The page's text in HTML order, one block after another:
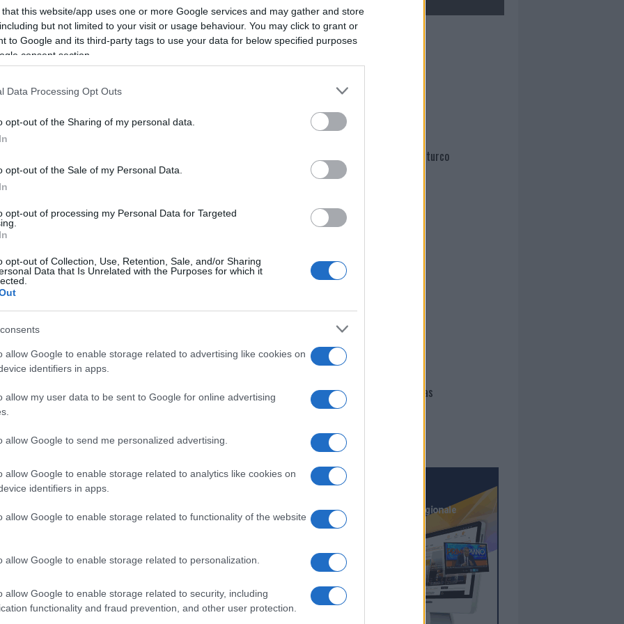
that this website/app uses one or more Google services and may gather and store
but not limited to your visit or usage behaviour. You may click to grant or
to Google and its third-party tags to use your data for below specified purposes
consent section.
Data Processing Opt Outs
opt-out of the Sharing of my personal data.
opt-out of the Sale of my Personal Data.
opt-out of processing my Personal Data for Targeted
opt-out of Collection, Use, Retention, Sale, and/or Sharing
Data that Is Unrelated with the Purposes for which it
allow Google to enable storage related to advertising like cookies on
identifiers in apps.
allow my user data to be sent to Google for online advertising
allow Google to send me personalized advertising.
allow Google to enable storage related to analytics like cookies on
identifiers in apps.
allow Google to enable storage related to functionality of the website
allow Google to enable storage related to personalization.
allow Google to enable storage related to security, including
functionality and fraud prevention, and other user protection.
nella sezione
i tuoi video e le tue foto
+39 345 356 7512
di GalluraOggi.it
news daGoogle News
Prossimo articolo
Mario Malu
Paolo Pinna
Martina Agostina Diturco
I nostri cari
I nostri cari
I nostri cari
Giovannimaria Cabras